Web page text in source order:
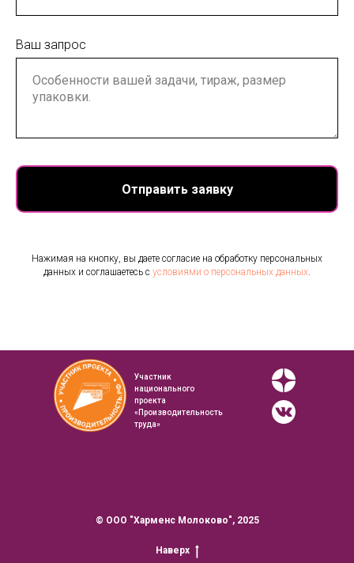
Ваш запрос
Отправить заявку
Нажимая на кнопку, вы даете согласие на обработку персональных
данных и соглашаетесь с условиями о персональных данных.
Участник
национального
проекта
«Производительность
труда»
© ООО "Харменс Молоково", 2025
Наверх